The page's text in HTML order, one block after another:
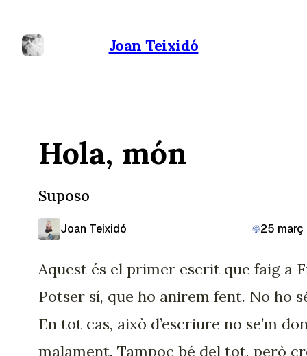
Joan Teixidó
Hola, món
Suposo
Joan Teixidó 25
Aquest és el primer escrit que faig a
Potser sí, que ho anirem fent. No ho
En tot cas, això d’escriure no se’m
malament. Tampoc bé del tot, però